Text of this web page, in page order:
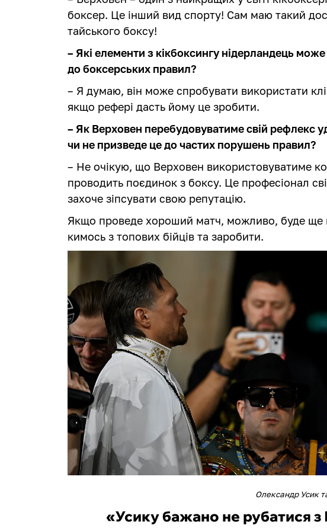
боксер. Це інший вид спорту! Сам маю такий
тайського боксу!
– Які елементи з кікбоксингу нідерландець
до боксерських правил?
– Я думаю, він може спробувати використати
якщо рефері дасть йому це зробити.
– Як Верховен перебудовуватиме свій рефлекс
чи не призведе це до частих порушень правил?
– Не очікую, що Верховен використовуватиме
проводить поєдинок з боксу. Це професіонал
захоче зіпсувати свою репутацію.
Якщо проведе хороший матч, можливо, буде ще
кимось з топових бійців та заробити.
Олександр Усик
«Усику бажано не рубатися